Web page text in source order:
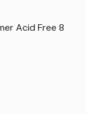
Acid Free 8